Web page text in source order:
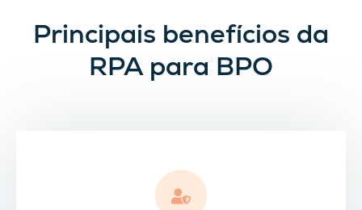
Principais benefícios da
RPA para BPO